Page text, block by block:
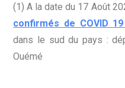
(1) A la date du 17 Août
confirmés de COVID
dans le sud du pays :
Ouémé